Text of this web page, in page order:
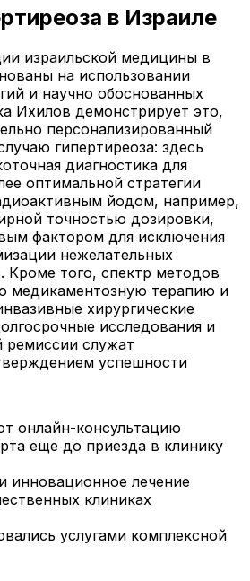
в Израиле
израильской медицины в
на использовании
и научно обоснованных
Ихилов демонстрирует это,
персонализированный
гипертиреоза: здесь
диагностика для
оптимальной стратегии
йодом, например,
точностью дозировки,
фактором для исключения
нежелательных
Кроме того, спектр методов
медикаментозную терапию и
хирургические
исследования и
ремиссии служат
успешности
онлайн-консультацию
еще до приезда в клинику
инновационное лечение
клиниках
услугами комплексной